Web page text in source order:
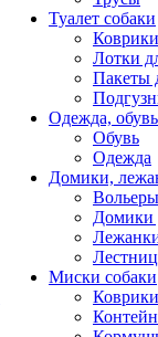
Туалет собаки
Коврики
Лотки
Пакеты
Одежда, обувь
Обувь
Одежда
Домики,
Домики
Миски собаки